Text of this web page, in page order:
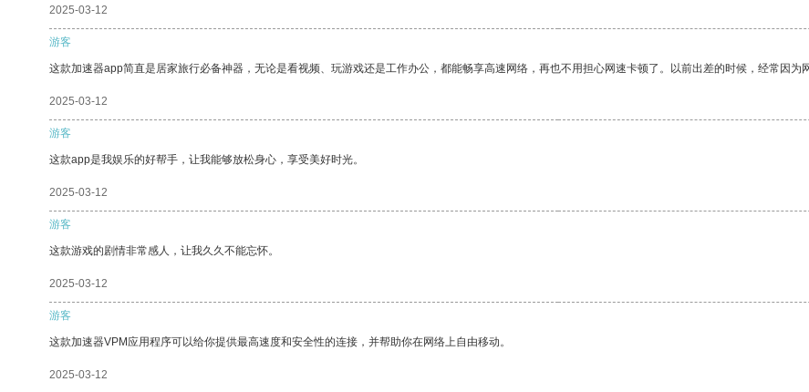
2025-03-12
游客
这款加速器app简直是居家旅行必备神器，无论是看视频、玩游戏还是工作办公，都能畅享高速网络，再也不用担心网速卡顿了。以前出差的时候，经常因为
2025-03-12
游客
这款app是我娱乐的好帮手，让我能够放松身心，享受美好时光。
2025-03-12
游客
这款游戏的剧情非常感人，让我久久不能忘怀。
2025-03-12
游客
这款加速器VPM应用程序可以给你提供最高速度和安全性的连接，并帮助你在网络上自由移动。
2025-03-12